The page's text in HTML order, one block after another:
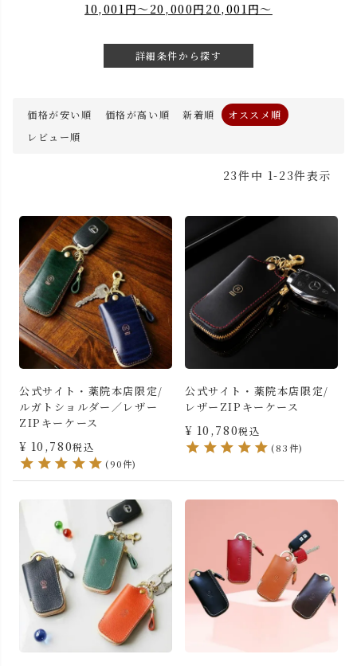
10,001円～20,000円 20,001円～
詳細条件から探す
価格が安い順 価格が高い順 新着順
オススメ順
レビュー順
23件中 1-23件表示
公式サイト・薬院本店限定/
ルガトショルダー／レザー
ZIPキーケース
¥ 10,780税込
(90件)
公式サイト・薬院本店限定/
レザーZIPキーケース
¥ 10,780税込
(83件)